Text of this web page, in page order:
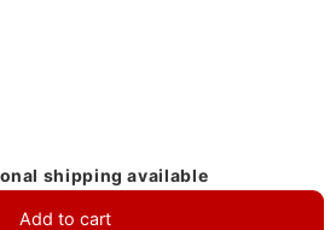
shipping available
Add to cart